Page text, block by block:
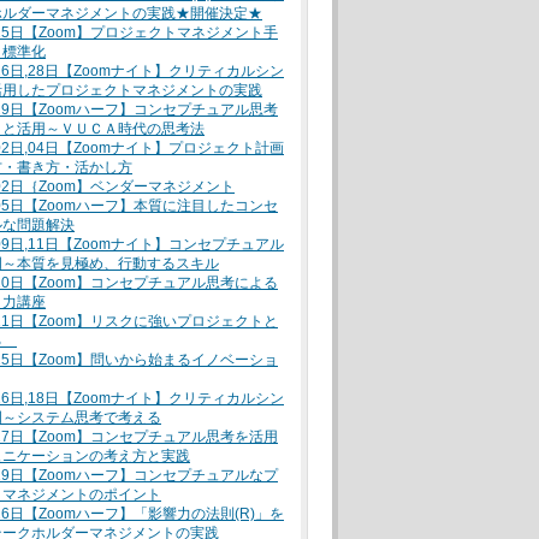
ルダーマネジメントの実践★開催決定★
日【Zoom】プロジェクトマネジメント手
準化
日,28日【Zoomナイト】クリティカルシン
したプロジェクトマネジメントの実践
日【Zoomハーフ】コンセプチュアル思考
活用～ＶＵＣＡ時代の思考法
日,04日【Zoomナイト】プロジェクト計画
書き方・活かし方
日｛Zoom】ベンダーマネジメント
日【Zoomハーフ】本質に注目したコンセ
問題解決
日,11日【Zoomナイト】コンセプチュアル
本質を見極め、行動するスキル
日【Zoom】コンセプチュアル思考による
講座
日【Zoom】リスクに強いプロジェクトと
日【Zoom】問いから始まるイノベーショ
日,18日【Zoomナイト】クリティカルシン
システム思考で考える
日【Zoom】コンセプチュアル思考を活用
ケーションの考え方と実践
日【Zoomハーフ】コンセプチュアルなプ
ネジメントのポイント
日【Zoomハーフ】「影響力の法則(R)」を
クホルダーマネジメントの実践